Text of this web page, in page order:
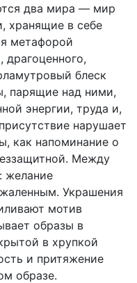
два мира — мир
хранящие в себе
метафорой
блеск
парящие над ними,
энергии, труда и,
нарушает
как напоминание о
Между
желание
Украшения
мотив
образы в
в хрупкой
и притяжение
образе.